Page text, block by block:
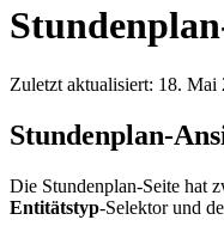
Zuletzt aktualisiert: 18. Mai
Stundenplan-
Die Stundenplan-Seite hat
Entitätstyp-Selektor und